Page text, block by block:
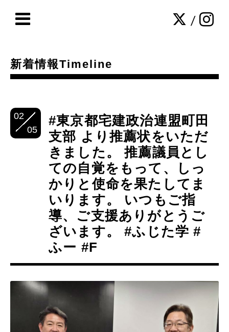
/
新着情報Timeline
02
05
#東京都宅建政治連盟町田
支部 より推薦状をいただ
きました。 推薦議員とし
ての自覚をもって、しっ
かりと使命を果たしてま
いります。 いつもご指
導、ご支援ありがとうご
ざいます。 #ふじた学 #
ふー #F